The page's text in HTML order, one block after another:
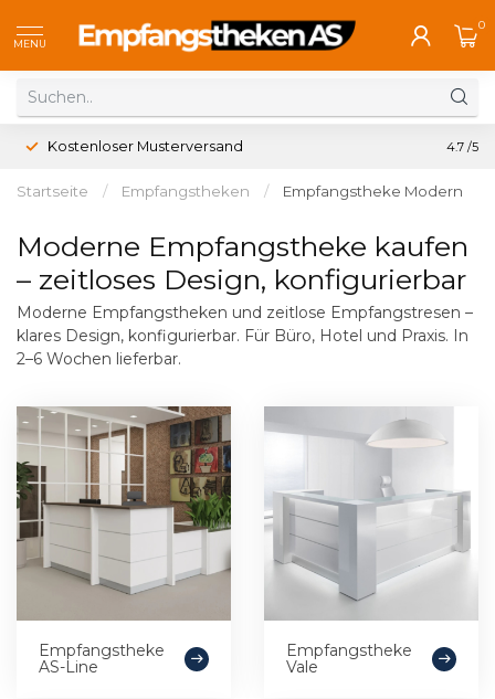
MENU
0
Kostenloser Musterversand 4.7 /5
Startseite / Empfangstheken / Empfangstheke Modern
Moderne Empfangstheke kaufen
– zeitloses Design, konfigurierbar
Moderne Empfangstheken und zeitlose Empfangstresen –
klares Design, konfigurierbar. Für Büro, Hotel und Praxis. In
2–6 Wochen lieferbar.
Empfangstheke
AS-Line
Empfangstheke
Vale